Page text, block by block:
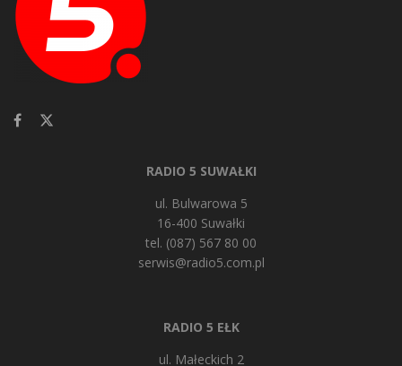
RADIO 5 SUWAŁKI
ul. Bulwarowa 5
16-400 Suwałki
tel. (087) 567 80 00
serwis@radio5.com.pl
RADIO 5 EŁK
ul. Małeckich 2